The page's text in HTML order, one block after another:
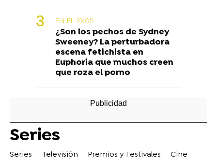
EN EL 3X05
¿Son los pechos de Sydney
Sweeney? La perturbadora
escena fetichista en
Euphoria que muchos creen
que roza el porno
Series
Series Televisión Premios y Festivales
Cine